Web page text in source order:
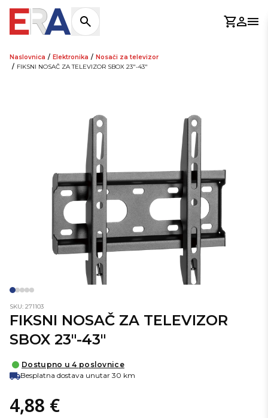
Košarica
Naslovnica / Elektronika / Nosači za televizor
/ FIKSNI NOSAČ ZA TELEVIZOR SBOX 23"-43"
SKU: 271103
FIKSNI NOSAČ ZA TELEVIZOR
SBOX 23"-43"
Dostupno u 4 poslovnice
Besplatna dostava unutar 30 km
4,88 €